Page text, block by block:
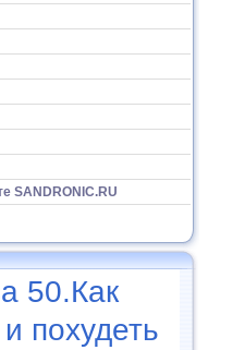
SANDRONIC.RU
50.Как
похудеть